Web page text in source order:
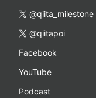
@qiita_milestone
@qiitapoi
Facebook
YouTube
Podcast